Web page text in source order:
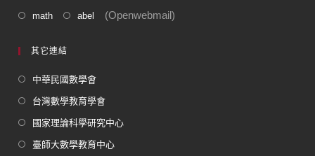
math abel (Openwebmail)
其它連結
中華民國數學會
台灣數學教育學會
國家理論科學研究中心
臺師大數學教育中心